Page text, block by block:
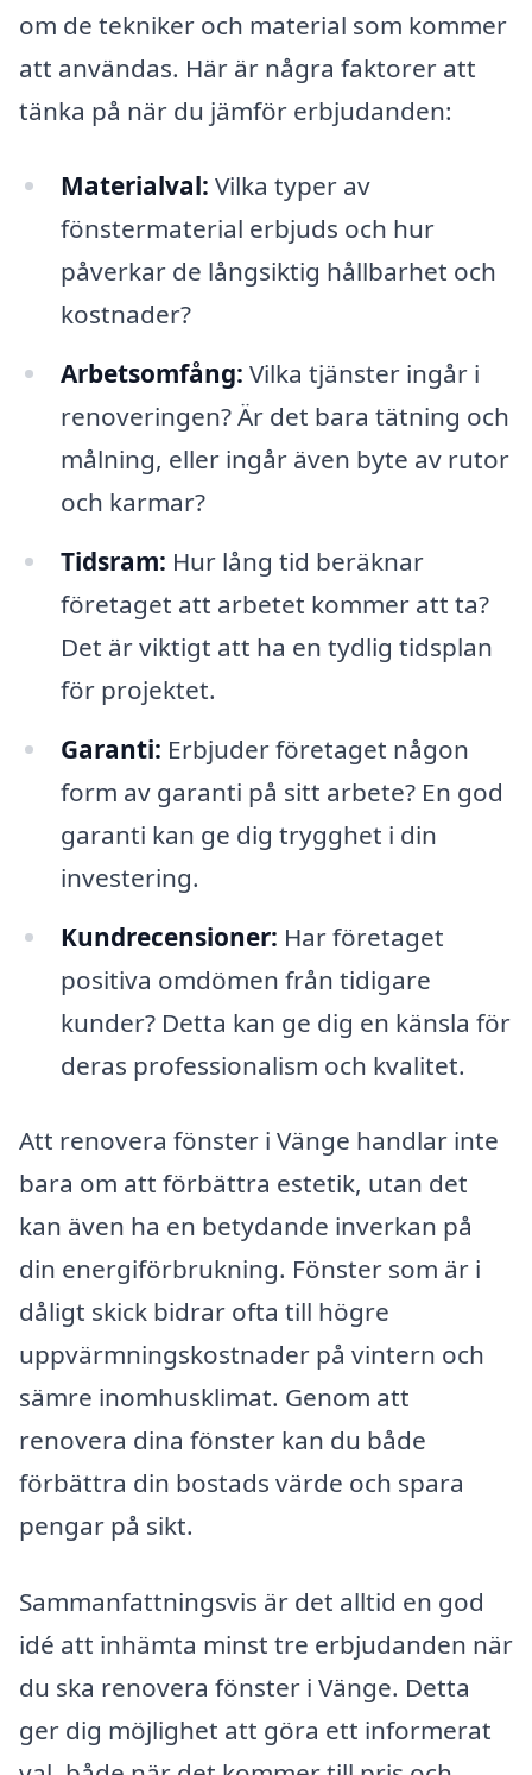
om de tekniker och material som kommer
att användas. Här är några faktorer att
tänka på när du jämför erbjudanden:
Materialval: Vilka typer av
fönstermaterial erbjuds och hur
påverkar de långsiktig hållbarhet och
kostnader?
Arbetsomfång: Vilka tjänster ingår i
renoveringen? Är det bara tätning och
målning, eller ingår även byte av rutor
och karmar?
Tidsram: Hur lång tid beräknar
företaget att arbetet kommer att ta?
Det är viktigt att ha en tydlig tidsplan
för projektet.
Garanti: Erbjuder företaget någon
form av garanti på sitt arbete? En god
garanti kan ge dig trygghet i din
investering.
Kundrecensioner: Har företaget
positiva omdömen från tidigare
kunder? Detta kan ge dig en känsla för
deras professionalism och kvalitet.
Att renovera fönster i Vänge handlar inte
bara om att förbättra estetik, utan det
kan även ha en betydande inverkan på
din energiförbrukning. Fönster som är i
dåligt skick bidrar ofta till högre
uppvärmningskostnader på vintern och
sämre inomhusklimat. Genom att
renovera dina fönster kan du både
förbättra din bostads värde och spara
pengar på sikt.
Sammanfattningsvis är det alltid en god
idé att inhämta minst tre erbjudanden när
du ska renovera fönster i Vänge. Detta
ger dig möjlighet att göra ett informerat